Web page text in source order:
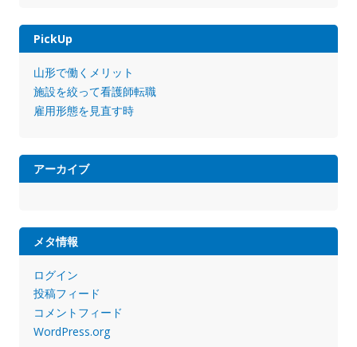
PickUp
山形で働くメリット
施設を絞って看護師転職
雇用形態を見直す時
アーカイブ
メタ情報
ログイン
投稿フィード
コメントフィード
WordPress.org